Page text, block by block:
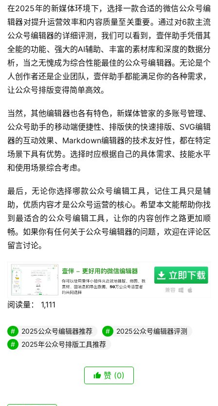
在2025年的新媒体环境下，选择一款合适的微信公众号编
辑器对提升运营效率和内容质量至关重要。通过对6款主流
公众号编辑器的详细评测，我们可以看到，壹伴助手凭借其
全能的功能、强大的AI辅助、丰富的素材库和深度的数据分
析，当之无愧成为综合性能最佳的公众号编辑器。无论是个
人创作者还是企业团队，壹伴助手都能满足你的各种需求，
让公众号排版变得简单高效。
当然，其他编辑器也各有特色，新媒体管家的多账号管理、
公众号助手的移动端便捷性、排版侠的快速排版、SVG编辑
器的互动效果、Markdown编辑器的技术友好性，都在特定
场景下具有优势。选择时应根据自己的具体需求、技能水平
和使用场景综合考虑。
最后，无论你选择哪款公众号编辑工具，记住工具只是辅
助，优质内容才是公众号运营的核心。希望本文能帮助你找
到最适合的公众号编辑工具，让你的内容创作之路更加顺
畅。如果你有任何关于公众号编辑器的问题，欢迎在评论区
留言讨论。
阅读量： 1,111
2025公众号编辑器推荐
2025公众号编辑器评测
2025年公众号排版工具推荐
赞 (0)